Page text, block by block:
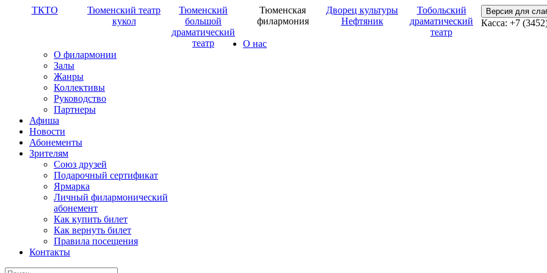
ТКТО
Тюменский театр
кукол
Тюменский
большой
драматический
театр
Тюменская
филармония
Дворец культуры
Нефтяник
Тобольский
драматический
театр
Версия для
Касса: +7
О нас
О филармонии
Залы
Жанры
Коллективы
Руководство
Партнеры
Афиша
Новости
Абонементы
Зрителям
Союз друзей
Подарочный сертификат
Ярмарка
Личный филармонический
абонемент
Как купить билет
Как вернуть билет
Правила посещения
Контакты